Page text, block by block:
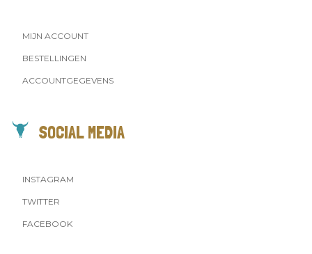
MIJN ACCOUNT
BESTELLINGEN
ACCOUNTGEGEVENS
SOCIAL MEDIA
INSTAGRAM
TWITTER
FACEBOOK